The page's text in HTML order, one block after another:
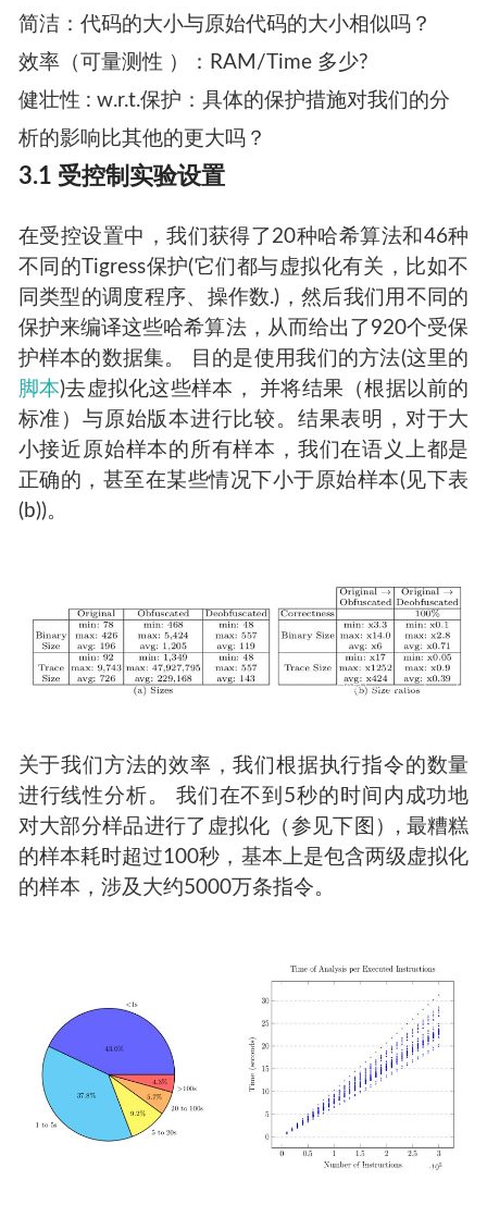
简洁：代码的大小与原始代码的大小相似吗？
效率（可量测性 ）：RAM/Time 多少?
健壮性 : w.r.t.保护：具体的保护措施对我们的分
析的影响比其他的更大吗？
3.1 受控制实验设置
在受控设置中，我们获得了20种哈希算法和46种
不同的Tigress保护(它们都与虚拟化有关，比如不
同类型的调度程序、操作数.)，然后我们用不同的
保护来编译这些哈希算法，从而给出了920个受保
护样本的数据集。 目的是使用我们的方法(这里的
脚本)去虚拟化这些样本， 并将结果（根据以前的
标准）与原始版本进行比较。结果表明，对于大
小接近原始样本的所有样本，我们在语义上都是
正确的，甚至在某些情况下小于原始样本(见下表
(b))。
关于我们方法的效率，我们根据执行指令的数量
进行线性分析。 我们在不到5秒的时间内成功地
对大部分样品进行了虚拟化（参见下图）, 最糟糕
的样本耗时超过100秒，基本上是包含两级虚拟化
的样本，涉及大约5000万条指令。